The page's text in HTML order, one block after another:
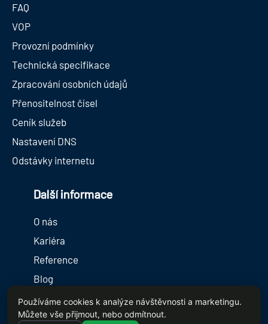
FAQ
VOP
Provozní podmínky
Technická specifikace
Zpracování osobních údajů
Přenositelnost čísel
Ceník služeb
Nastavení DNS
Odstávky internetu
Další informace
O nás
Kariéra
Reference
Blog
Internet pro SVJ
Používáme cookies k analýze návštěvnosti a marketingu.
Můžete vše přijmout, nebo odmítnout.